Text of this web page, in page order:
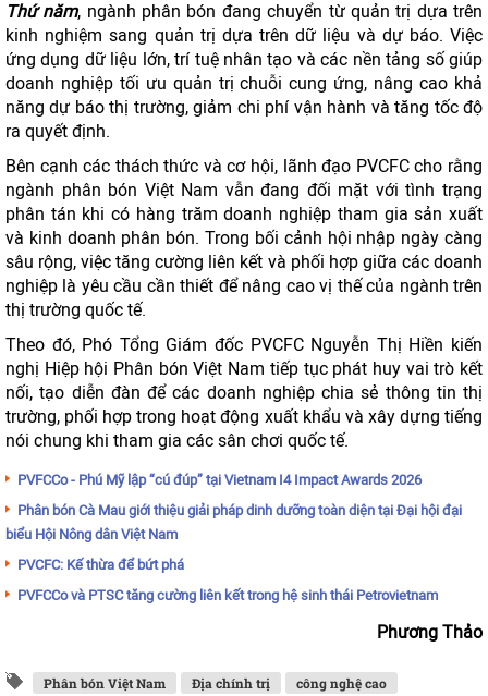
Thứ năm, ngành phân bón đang chuyển từ quản trị dựa trên
kinh nghiệm sang quản trị dựa trên dữ liệu và dự báo. Việc
ứng dụng dữ liệu lớn, trí tuệ nhân tạo và các nền tảng số giúp
doanh nghiệp tối ưu quản trị chuỗi cung ứng, nâng cao khả
năng dự báo thị trường, giảm chi phí vận hành và tăng tốc độ
ra quyết định.
Bên cạnh các thách thức và cơ hội, lãnh đạo PVCFC cho rằng
ngành phân bón Việt Nam vẫn đang đối mặt với tình trạng
phân tán khi có hàng trăm doanh nghiệp tham gia sản xuất
và kinh doanh phân bón. Trong bối cảnh hội nhập ngày càng
sâu rộng, việc tăng cường liên kết và phối hợp giữa các doanh
nghiệp là yêu cầu cần thiết để nâng cao vị thế của ngành trên
thị trường quốc tế.
Theo đó, Phó Tổng Giám đốc PVCFC Nguyễn Thị Hiền kiến
nghị Hiệp hội Phân bón Việt Nam tiếp tục phát huy vai trò kết
nối, tạo diễn đàn để các doanh nghiệp chia sẻ thông tin thị
trường, phối hợp trong hoạt động xuất khẩu và xây dựng tiếng
nói chung khi tham gia các sân chơi quốc tế.
PVFCCo - Phú Mỹ lập “cú đúp” tại Vietnam I4 Impact Awards 2026
Phân bón Cà Mau giới thiệu giải pháp dinh dưỡng toàn diện tại Đại hội đại
biểu Hội Nông dân Việt Nam
PVCFC: Kế thừa để bứt phá
PVFCCo và PTSC tăng cường liên kết trong hệ sinh thái Petrovietnam
Phương Thảo
Phân bón Việt Nam Địa chính trị
công nghệ cao